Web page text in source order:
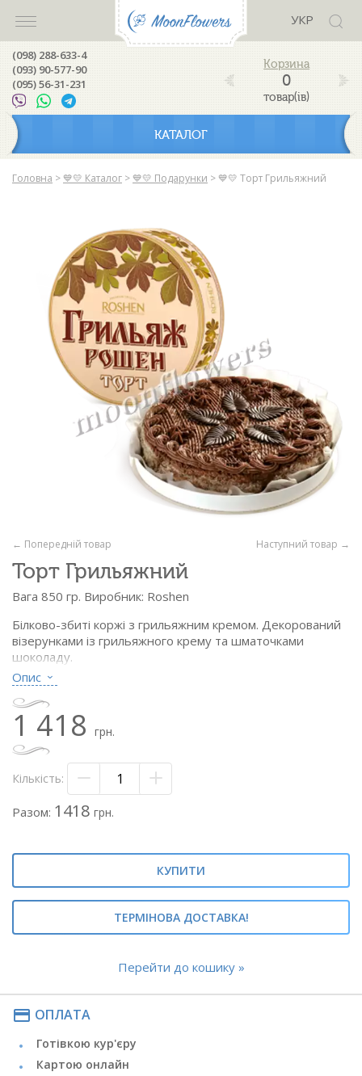
УКР
(098) 288-633-4
(093) 90-577-90
(095) 56-31-231
0
товар(ів)
КАТАЛОГ
Головна > 💙💛 Каталог > 💙💛 Подарунки > 💙💛 Торт Грильяжний
Наступний товар →
← Попередній товар
Торт Грильяжний
Вага 850 гр. Виробник: Roshen
Білково-збиті коржі з грильяжним кремом. Декорований
візерунками із грильяжного крему та шматочками
шоколаду.
Опис
1 418 грн.
Кількість:
Разом: 1418 грн.
КУПИТИ
ТЕРМІНОВА ДОСТАВКА!
Перейти до кошику »
payment ОПЛАТА
Готівкою кур'єру
Картою онлайн